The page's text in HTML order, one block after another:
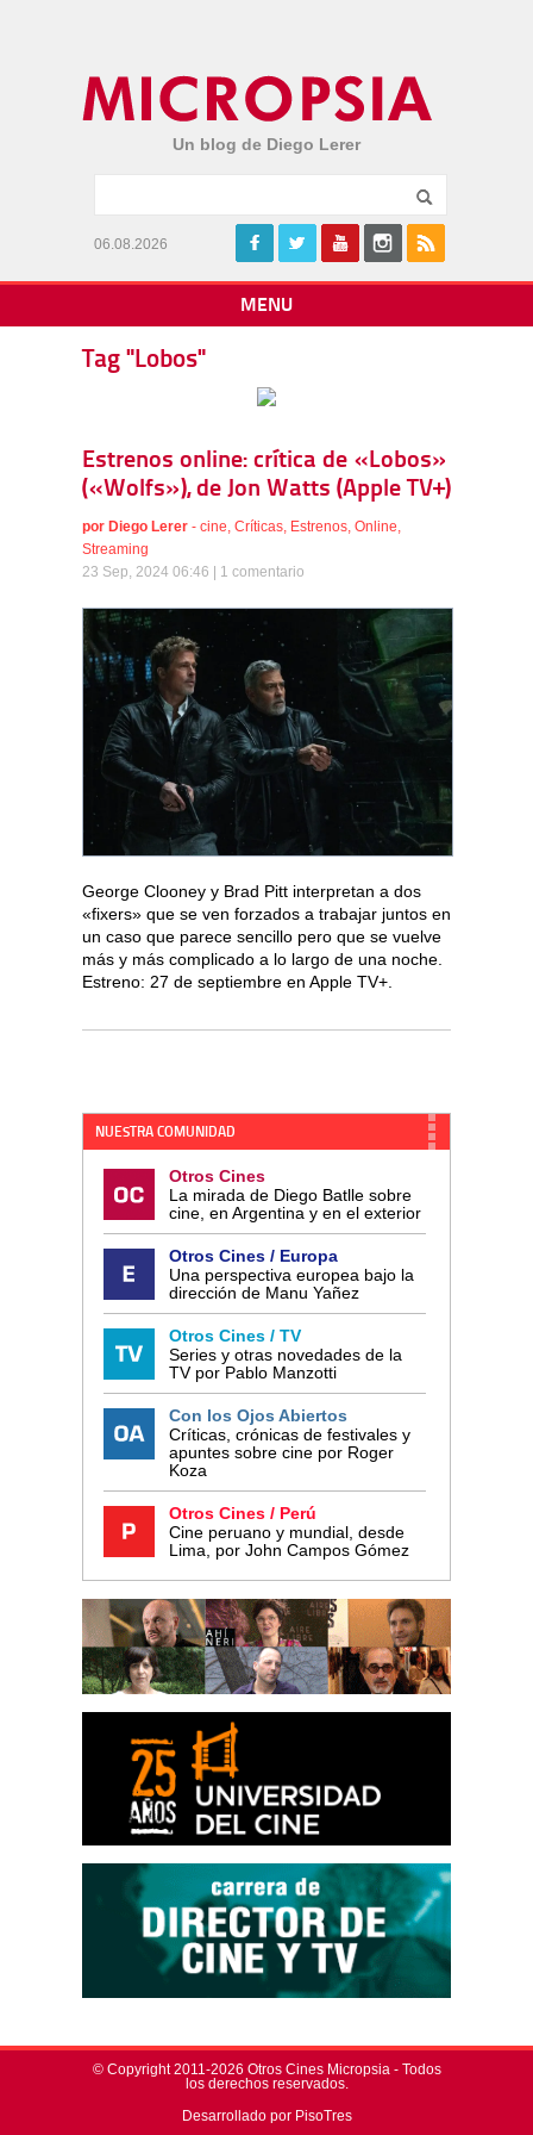
Un blog de Diego Lerer
06.08.2026
MENU
Tag "Lobos"
Estrenos online: crítica de «Lobos»
(«Wolfs»), de Jon Watts (Apple TV+)
por Diego Lerer - cine, Críticas, Estrenos, Online,
Streaming
23 Sep, 2024 06:46 | 1 comentario
George Clooney y Brad Pitt interpretan a dos
«fixers» que se ven forzados a trabajar juntos en
un caso que parece sencillo pero que se vuelve
más y más complicado a lo largo de una noche.
Estreno: 27 de septiembre en Apple TV+.
NUESTRA COMUNIDAD
Otros Cines
La mirada de Diego Batlle sobre
cine, en Argentina y en el exterior
Otros Cines / Europa
Una perspectiva europea bajo la
dirección de Manu Yañez
Otros Cines / TV
Series y otras novedades de la
TV por Pablo Manzotti
Con los Ojos Abiertos
Críticas, crónicas de festivales y
apuntes sobre cine por Roger
Koza
Otros Cines / Perú
Cine peruano y mundial, desde
Lima, por John Campos Gómez
© Copyright 2011-2026 Otros Cines Micropsia - Todos
los derechos reservados.
Desarrollado por PisoTres